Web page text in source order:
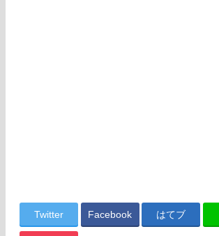
Twitter Facebook はてブ